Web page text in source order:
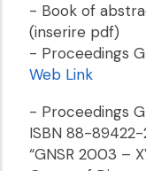
- Book of
(inserire pdf)
- Proceedings
Web Link
- Proceedings
ISBN 88-
“GNSR 2003 –